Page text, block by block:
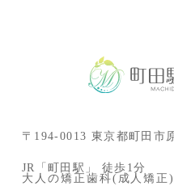
〒194-0013 東京都町田市
JR「町田駅」 徒歩1分
大人の矯正歯科(成人矯正